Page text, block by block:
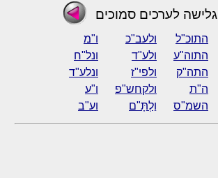
גלישה לערכים סמוכים
התוכ"ל ולעב"כ
ו"מ
התוה"ע ולע"ד
ונל"ח
התה"ק ולפי"ז
ונלע"ד
ה"ת ולקחש"פ
ו"ע
השמ"ס וַלְתָּ"ם וע"ב